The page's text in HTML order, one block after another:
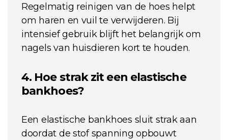
Regelmatig reinigen van de hoes helpt
om haren en vuil te verwijderen. Bij
intensief gebruik blijft het belangrijk om
nagels van huisdieren kort te houden.
4. Hoe strak zit een elastische
bankhoes?
Een elastische bankhoes sluit strak aan
doordat de stof spanning opbouwt